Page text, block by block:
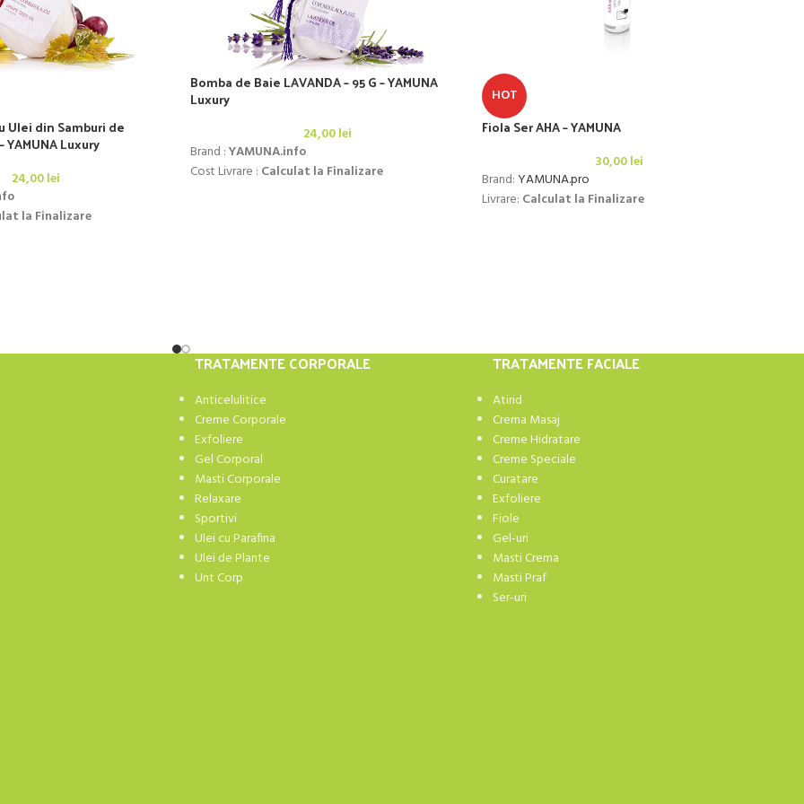
Ulei din Samburi de
YAMUNA Luxury
24,00lei
la Finalizare
Bomba de Baie LAVANDA – 95 G – YAMUNA
Luxury
24,00lei
Brand :YAMUNA.info
Cost Livrare : Calculat la Finalizare
HOT
Fiola Ser AHA – YAMUNA
30,00lei
Brand:YAMUNA.pro
Livrare: Calculat la Finalizare
TRATAMENTE CORPORALE
Anticelulitice
Creme Corporale
Exfoliere
Gel Corporal
Masti Corporale
Relaxare
Sportivi
Ulei cu Parafina
Ulei de Plante
Unt Corp
TRATAMENTE FACIALE
Atirid
Crema Masaj
Creme Hidratare
Creme Speciale
Curatare
Exfoliere
Fiole
Gel-uri
Masti Crema
Masti Praf
Ser-uri